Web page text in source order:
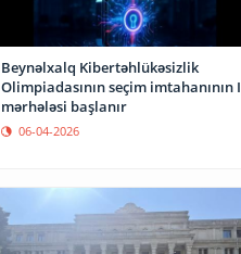
Beynəlxalq Kibertəhlükəsizlik
Olimpiadasının seçim imtahanının I
mərhələsi başlanır
06-04-2026